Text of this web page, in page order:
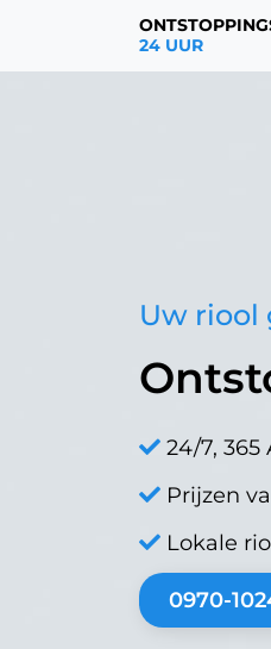
24 UUR
Uw riool
24/7,
Prijzen
Lokale
0970-